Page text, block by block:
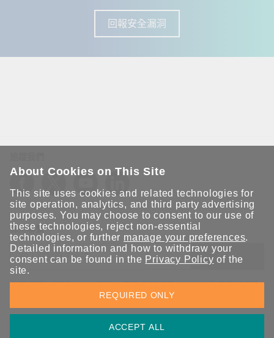
回報安全漏洞
保持聯繫
送出
立即訂閱以獲得 Moxa 解決方案的最新消息。Moxa 非常重視您的
隱私權，我們絕不會將您的電子郵件提供給任何人。
About Cookies on This Site
This site uses cookies and related technologies for
site operation, analytics, and third party advertising
purposes. You may choose to consent to our use of
these technologies, reject non-essential
technologies, or further manage your preferences.
Detailed information and how to withdraw your
consent can be found in the Privacy Policy of the
site.
ACCEPT ALL
REQUIRED ONLY